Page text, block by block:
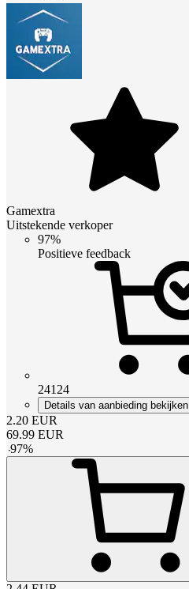
Gamextra
Uitstekende verkoper
97%
Positieve feedback
24124
Details van aanbieding bekijken
2.20 EUR
69.99 EUR
-97%